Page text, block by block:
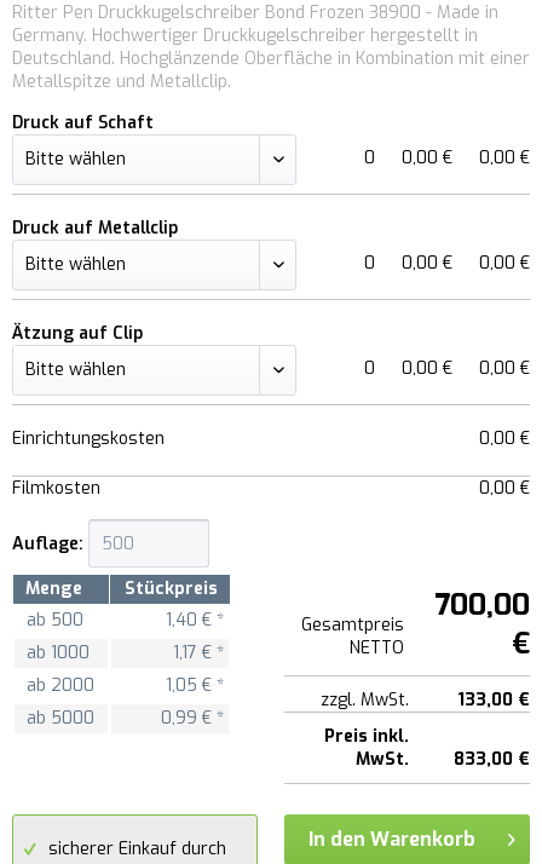
Ritter Pen Druckkugelschreiber Bond Frozen 38900 - Made in
Germany. Hochwertiger Druckkugelschreiber hergestellt in
Deutschland. Hochglänzende Oberfläche in Kombination mit einer
Metallspitze und Metallclip.
Druck auf Schaft
0
0,00 € 0,00 €
Druck auf Metallclip
0
0,00 € 0,00 €
Ätzung auf Clip
0
0,00 € 0,00 €
Einrichtungskosten 0,00 €
Filmkosten 0,00 €
Auflage:
Menge
Stückpreis
ab 500
1,40 € *
ab 1000
1,17 € *
ab 2000
1,05 € *
ab 5000 0,99 € *
Gesamtpreis
NETTO
700,00
€
zzgl. MwSt.
133,00 €
Preis inkl.
MwSt.
833,00 €
sicherer Einkauf durch
In den Warenkorb